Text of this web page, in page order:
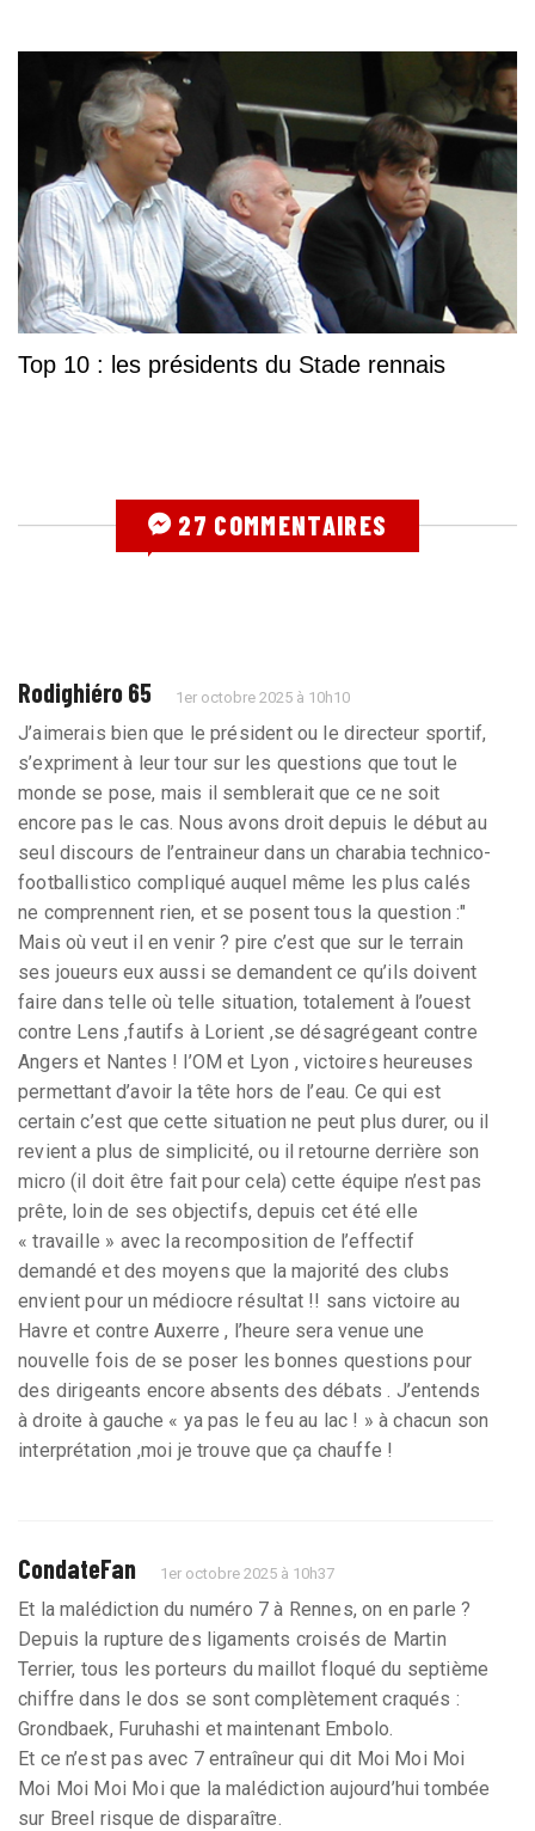
Top 10 : les présidents du Stade rennais
27 COMMENTAIRES
Rodighiéro 65 1er octobre 2025 à 10h10
J’aimerais bien que le président ou le directeur sportif,
s’expriment à leur tour sur les questions que tout le
monde se pose, mais il semblerait que ce ne soit
encore pas le cas. Nous avons droit depuis le début au
seul discours de l’entraineur dans un charabia technico-
footballistico compliqué auquel même les plus calés
ne comprennent rien, et se posent tous la question :"
Mais où veut il en venir ? pire c’est que sur le terrain
ses joueurs eux aussi se demandent ce qu’ils doivent
faire dans telle où telle situation, totalement à l’ouest
contre Lens ,fautifs à Lorient ,se désagrégeant contre
Angers et Nantes ! l’OM et Lyon , victoires heureuses
permettant d’avoir la tête hors de l’eau. Ce qui est
certain c’est que cette situation ne peut plus durer, ou il
revient a plus de simplicité, ou il retourne derrière son
micro (il doit être fait pour cela) cette équipe n’est pas
prête, loin de ses objectifs, depuis cet été elle
« travaille » avec la recomposition de l’effectif
demandé et des moyens que la majorité des clubs
envient pour un médiocre résultat !! sans victoire au
Havre et contre Auxerre , l’heure sera venue une
nouvelle fois de se poser les bonnes questions pour
des dirigeants encore absents des débats . J’entends
à droite à gauche « ya pas le feu au lac ! » à chacun son
interprétation ,moi je trouve que ça chauffe !
CondateFan 1er octobre 2025 à 10h37
Et la malédiction du numéro 7 à Rennes, on en parle ?
Depuis la rupture des ligaments croisés de Martin
Terrier, tous les porteurs du maillot floqué du septième
chiffre dans le dos se sont complètement craqués :
Grondbaek, Furuhashi et maintenant Embolo.
Et ce n’est pas avec 7 entraîneur qui dit Moi Moi Moi
Moi Moi Moi Moi que la malédiction aujourd’hui tombée
sur Breel risque de disparaître.